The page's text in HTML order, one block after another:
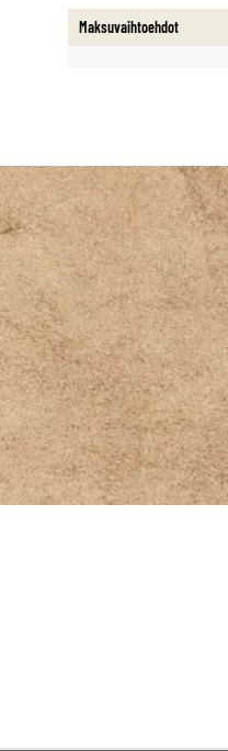
Maksuvaihtoehdot